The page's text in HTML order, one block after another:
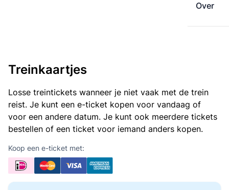
Over
Treinkaartjes
Losse treintickets wanneer je niet vaak met de trein
reist. Je kunt een e-ticket kopen voor vandaag of
voor een andere datum. Je kunt ook meerdere tickets
bestellen of een ticket voor iemand anders kopen.
Koop een e-ticket met: